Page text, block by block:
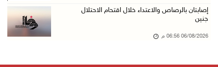
الاحتلال يغلق محيط دوار الزايد ويقتحم محال تج ...
إصابتان بالرصاص والاعتداء خلال اقتحام الاحتلال
جنين
06/08/2026 06:56 م